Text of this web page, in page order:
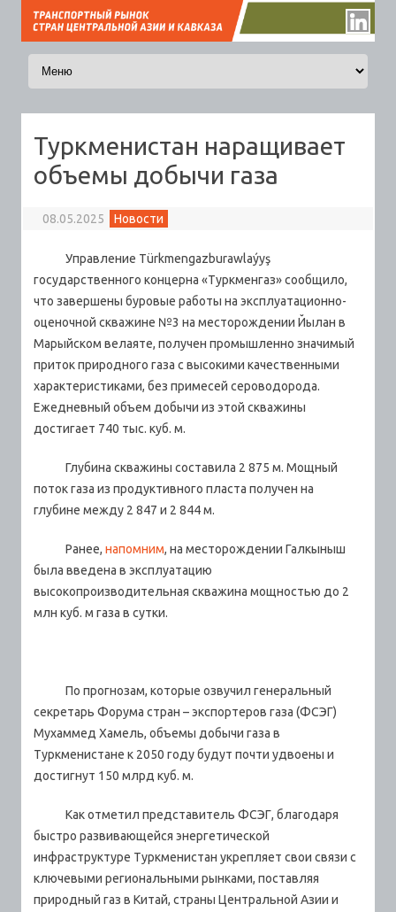
Перейти к содержимому
Туркменистан наращивает
объемы добычи газа
08.05.2025 Новости
Управление Türkmengazburawlaýyş
государственного концерна «Туркменгаз» сообщило,
что завершены буровые работы на эксплуатационно-
оценочной скважине №3 на месторождении Йылан в
Марыйском велаяте, получен промышленно значимый
приток природного газа с высокими качественными
характеристиками, без примесей сероводорода.
Ежедневный объем добычи из этой скважины
достигает 740 тыс. куб. м.
Глубина скважины составила 2 875 м. Мощный
поток газа из продуктивного пласта получен на
глубине между 2 847 и 2 844 м.
Ранее, напомним, на месторождении Галкыныш
была введена в эксплуатацию
высокопроизводительная скважина мощностью до 2
млн куб. м газа в сутки.
По прогнозам, которые озвучил генеральный
секретарь Форума стран – экспортеров газа (ФСЭГ)
Мухаммед Хамель, объемы добычи газа в
Туркменистане к 2050 году будут почти удвоены и
достигнут 150 млрд куб. м.
Как отметил представитель ФСЭГ, благодаря
быстро развивающейся энергетической
инфраструктуре Туркменистан укрепляет свои связи с
ключевыми региональными рынками, поставляя
природный газ в Китай, страны Центральной Азии и